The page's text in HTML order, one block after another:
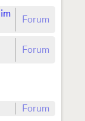
Forum
Forum
Forum